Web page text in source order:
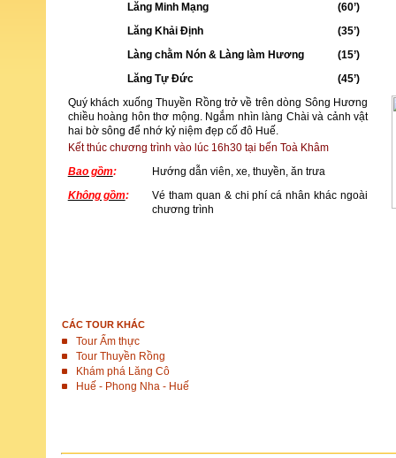
Lăng Minh Mạng
(60’)
Lăng Khải Định
(35’)
Làng chằm Nón & Làng làm Hương
(15’)
Lăng Tự Đức
(45’)
Quý khách xuống Thuyền Rồng trở về trên dòng Sông Hương
chiều hoàng hôn thơ mộng. Ngắm nhìn làng Chài và cảnh vật
hai bờ sông để nhớ kỷ niệm đẹp cố đô Huế.
Kết thúc chương trình vào lúc 16h30 tại bến Toà Khâm
Bao gồm:
Hướng dẫn viên, xe, thuyền, ăn trưa
Không gồm:
Vé tham quan & chi phí cá nhân khác ngoài
chương trình
CÁC TOUR KHÁC
Tour Ẩm thực
Tour Thuyền Rồng
Khám phá Lăng Cô
Huế - Phong Nha - Huế